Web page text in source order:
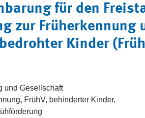
für den
zur
Kinder
und Gesellschaft
FrühV, behinderter Kinder,